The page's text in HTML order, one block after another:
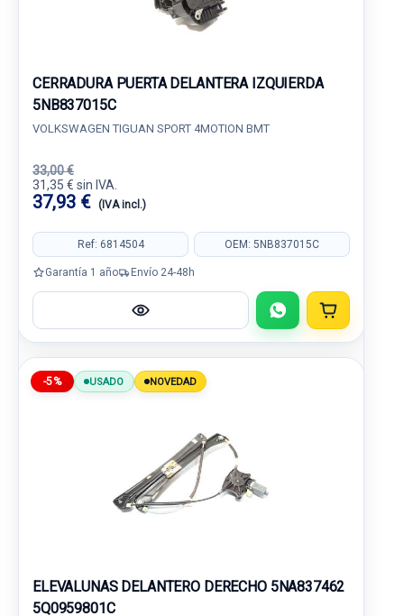
CERRADURA PUERTA DELANTERA IZQUIERDA
5NB837015C
VOLKSWAGEN TIGUAN SPORT 4MOTION BMT
33,00 €
31,35 € sin IVA.
37,93 € (IVA incl.)
Ref: 6814504 OEM: 5NB837015C
Garantía 1 año Envío 24-48h
-5% USADO NOVEDAD
ELEVALUNAS DELANTERO DERECHO 5NA837462
5Q0959801C